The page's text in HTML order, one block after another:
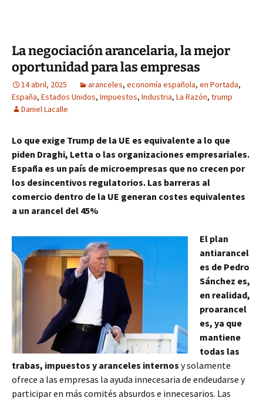
La negociación arancelaria, la mejor
oportunidad para las empresas
14 abril, 2025 aranceles, economía española, en Portada,
España, Estados Unidos, Impuestos, Industria, La Razón, trump
Daniel Lacalle
Lo que exige Trump de la UE es equivalente a lo que
piden Draghi, Letta o las organizaciones empresariales.
España es un país de microempresas que no crecen por
los desincentivos regulatorios. Las barreras al
comercio dentro de la UE generan costes equivalentes
a un arancel del 45%
El plan
antiarancel
es de Pedro
Sánchez es,
en realidad,
proarancel
es, ya que
mantiene
todas las
trabas, impuestos y aranceles internos y solamente
ofrece a las empresas la ayuda innecesaria de endeudarse y
participar en más comités absurdos e innecesarios. Las